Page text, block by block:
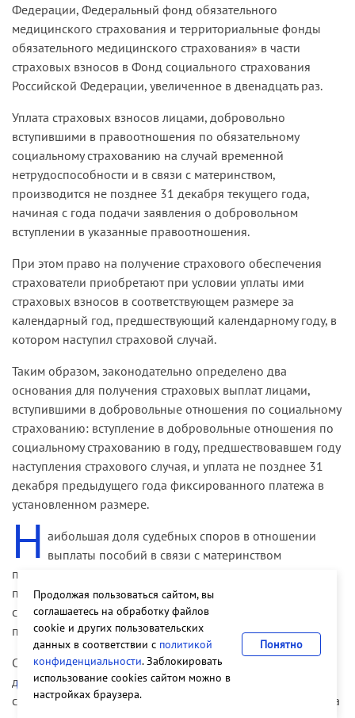
Федерации, Федеральный фонд обязательного
медицинского страхования и территориальные фонды
обязательного медицинского страхования» в части
страховых взносов в Фонд социального страхования
Российской Федерации, увеличенное в двенадцать раз.
Уплата страховых взносов лицами, добровольно
вступившими в правоотношения по обязательному
социальному страхованию на случай временной
нетрудоспособности и в связи с материнством,
производится не позднее 31 декабря текущего года,
начиная с года подачи заявления о добровольном
вступлении в указанные правоотношения.
При этом право на получение страхового обеспечения
страхователи приобретают при условии уплаты ими
страховых взносов в соответствующем размере за
календарный год, предшествующий календарному году, в
котором наступил страховой случай.
Таким образом, законодательно определено два
основания для получения страховых выплат лицами,
вступившими в добровольные отношения по социальному
страхованию: вступление в добровольные отношения по
социальному страхованию в году, предшествовавшем году
наступления страхового случая, и уплата не позднее 31
декабря предыдущего года фиксированного платежа в
установленном размере.
Н аибольшая доля судебных споров в отношении
выплаты пособий в связи с материнством
приходится на случаи отказа в возмещении средств по
причине фактического отсутствия трудовых отношений и
создания так называемой искусственной ситуации для
получения средств Фонда.
Сложившаяся судебная практика по данной категории
дел неоднозначна, поскольку в каждом конкретном
случае суды оценивают в совокупности доказательства, на
Продолжая пользоваться сайтом, вы
соглашаетесь на обработку файлов
cookie и других пользовательских
данных в соответствии с политикой
конфиденциальности. Заблокировать
использование cookies сайтом можно в
настройках браузера.
Понятно